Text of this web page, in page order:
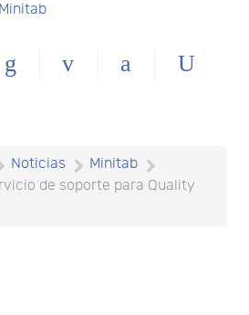
Noticias
Minitab
de soporte para Quality